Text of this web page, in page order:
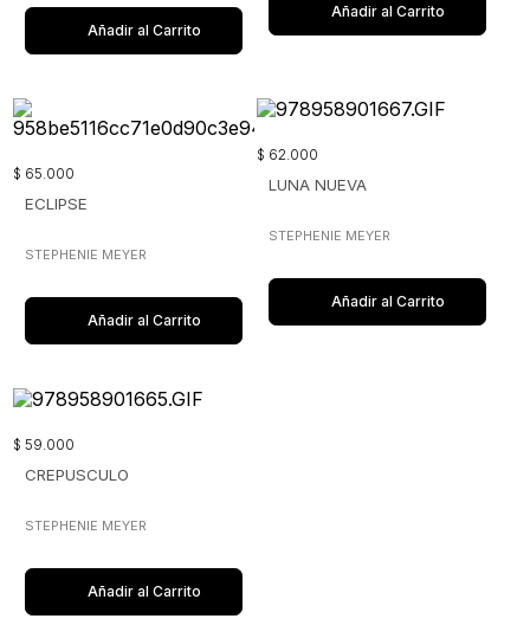
Añadir al Carrito
Añadir al Carrito
$ 65.000
ECLIPSE
STEPHENIE MEYER
Añadir al Carrito
$ 62.000
LUNA NUEVA
STEPHENIE MEYER
Añadir al Carrito
$ 59.000
CREPUSCULO
STEPHENIE MEYER
Añadir al Carrito